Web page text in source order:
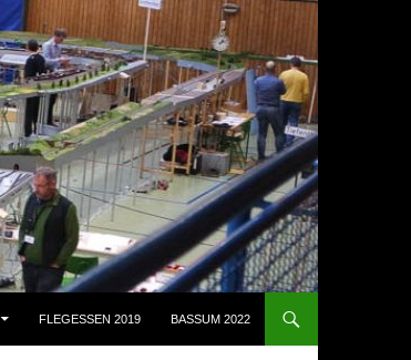
FLEGESSEN 2019 BASSUM 2022